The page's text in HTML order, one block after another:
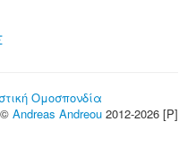
Ομοσπονδία
© Andreas Andreou 2012-2026 [P]